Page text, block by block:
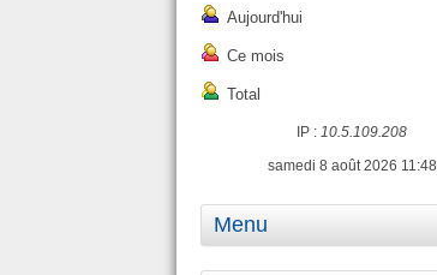
Aujourd'hui
Ce mois
Total
IP :10.5.109.208
samedi 8 août 2026 11:48
Menu